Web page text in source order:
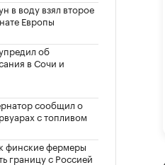
в воду взял второе
Европы
об
в Сочи и
сообщил о
с топливом
финские фермеры
границу с Россией